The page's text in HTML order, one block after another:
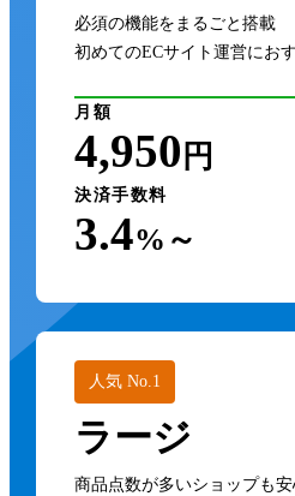
必須の機能をまるごと搭載
初めてのECサイト運営にお
月額
4,950 円
決済手数料
3.4%～
人気 No.1
ラージ
商品点数が多いショップも